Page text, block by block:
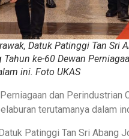
Datuk Patinggi Tan Sri
Tahun ke-60 Dewan
ini. Foto UKAS
dan Perindustrian
terutamanya dalam
Patinggi Tan Sri Abang